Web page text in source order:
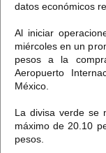
datos económicos
Al iniciar
miércoles en un
pesos a la
Aeropuerto
México.
La divisa verde se
máximo de 20.10
pesos.